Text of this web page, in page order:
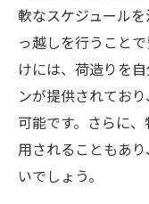
軟なスケジュール
っ越しを行うこと
けには、荷造りを
ンが提供されてお
可能です。さらに
用されることもあ
いでしょう。